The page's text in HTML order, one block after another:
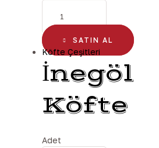
SATIN AL
Köfte Çeşitleri
İnegöl
Köfte
Adet